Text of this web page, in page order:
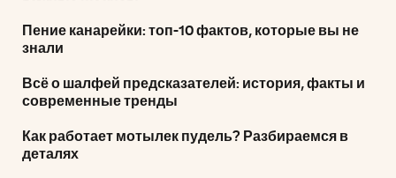
Пение канарейки: топ-10 фактов, которые вы не
знали
Всё о шалфей предсказателей: история, факты и
современные тренды
Как работает мотылек пудель? Разбираемся в
деталях